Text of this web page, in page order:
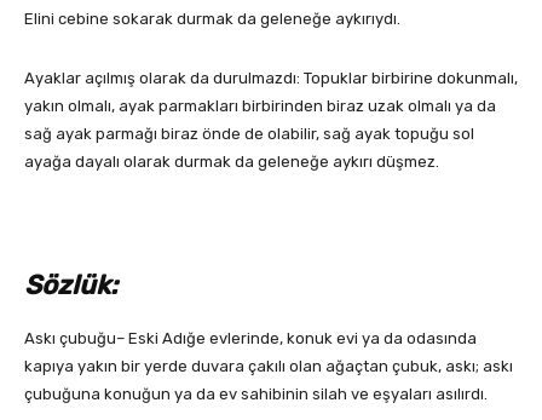
Elini cebine sokarak durmak da geleneğe aykırıydı.
Ayaklar açılmış olarak da durulmazdı: Topuklar birbirine dokunmalı,
yakın olmalı, ayak parmakları birbirinden biraz uzak olmalı ya da
sağ ayak parmağı biraz önde de olabilir, sağ ayak topuğu sol
ayağa dayalı olarak durmak da geleneğe aykırı düşmez.
Sözlük:
Askı çubuğu– Eski Adığe evlerinde, konuk evi ya da odasında
kapıya yakın bir yerde duvara çakılı olan ağaçtan çubuk, askı; askı
çubuğuna konuğun ya da ev sahibinin silah ve eşyaları asılırdı.